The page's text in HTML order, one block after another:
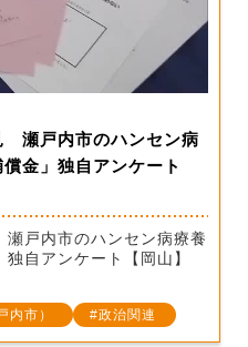
瀬戸内市のハンセン病
金」独自アンケート
戸内市のハンセン病療養
自アンケート【岡山】
内市） 政治関連